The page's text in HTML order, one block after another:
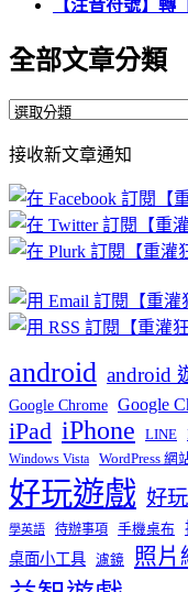
【注音符號】轉
全部文章分類
全
文
章
分
類
接收新文章通知
android android
Google Chrome Google
iPad iPhone LINE
Windows Vista WordPress 網
好玩遊戲 好
學英語 待辦事項 手機桌布
桌面小工具 濾鏡 照片